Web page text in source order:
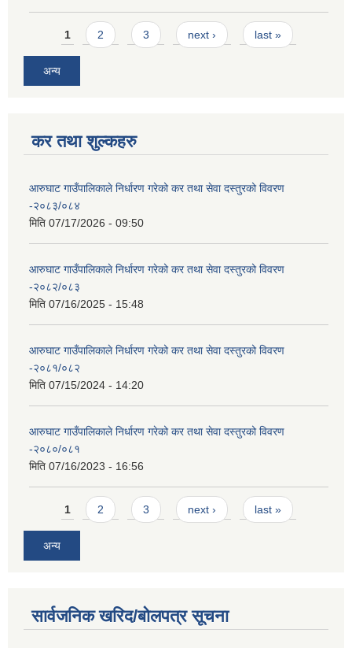
Pages
1 2 3 next › last »
अन्य
कर तथा शुल्कहरु
आरुघाट गाउँपालिकाले निर्धारण गरेको कर तथा सेवा दस्तुरको विवरण
-२०८३/०८४
मिति 07/17/2026 - 09:50
आरुघाट गाउँपालिकाले निर्धारण गरेको कर तथा सेवा दस्तुरको विवरण
-२०८२/०८३
मिति 07/16/2025 - 15:48
आरुघाट गाउँपालिकाले निर्धारण गरेको कर तथा सेवा दस्तुरको विवरण
-२०८१/०८२
मिति 07/15/2024 - 14:20
आरुघाट गाउँपालिकाले निर्धारण गरेको कर तथा सेवा दस्तुरको विवरण
-२०८०/०८१
मिति 07/16/2023 - 16:56
Pages
1 2 3 next › last »
अन्य
सार्वजनिक खरिद/बोलपत्र सूचना